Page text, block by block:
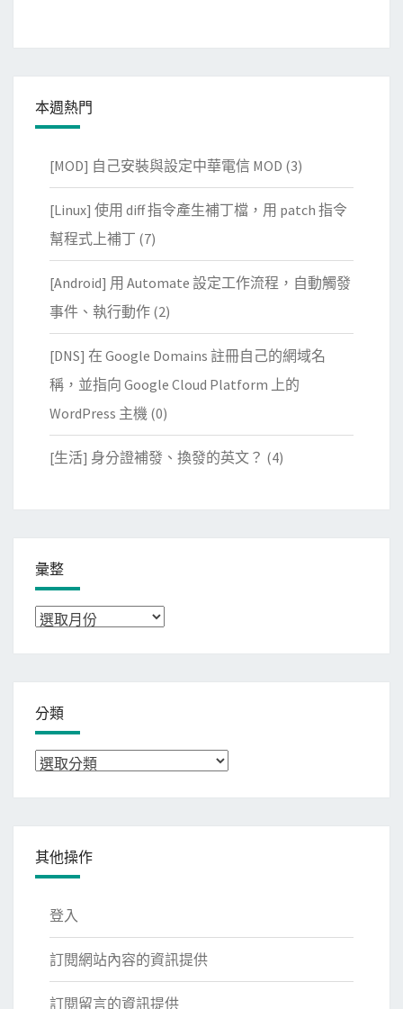
本週熱門
[MOD] 自己安裝與設定中華電信 MOD (3)
[Linux] 使用 diff 指令產生補丁檔，用 patch 指令
幫程式上補丁 (7)
[Android] 用 Automate 設定工作流程，自動觸發
事件、執行動作 (2)
[DNS] 在 Google Domains 註冊自己的網域名
稱，並指向 Google Cloud Platform 上的
WordPress 主機 (0)
[生活] 身分證補發、換發的英文？ (4)
彙整
彙
分類
分
其他操作
登入
訂閱網站內容的資訊提供
訂閱留言的資訊提供